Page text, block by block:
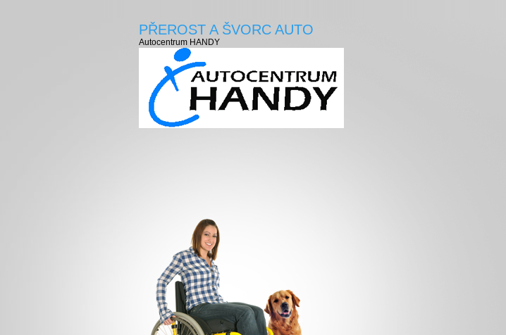
PŘEROST A ŠVORC AUTO
Autocentrum HANDY